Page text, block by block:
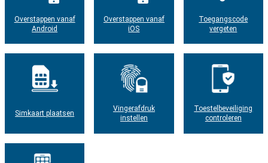
Overstappen vanaf
Android
Overstappen vanaf
iOS
Toegangscode
vergeten
Simkaart plaatsen
Vingerafdruk
instellen
Toestelbeveiliging
controleren